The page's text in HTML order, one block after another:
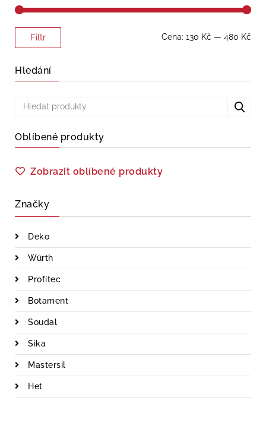
Minimální
Maximální
Filtr Cena: 130 Kč — 480 Kč
Hledání
Oblíbené produkty
Zobrazit oblíbené produkty
Značky
Deko
Würth
Profitec
Botament
Soudal
Sika
Mastersil
Het